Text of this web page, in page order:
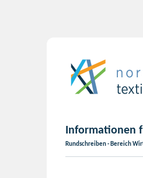
Informationen
Rundschreiben - Bereich